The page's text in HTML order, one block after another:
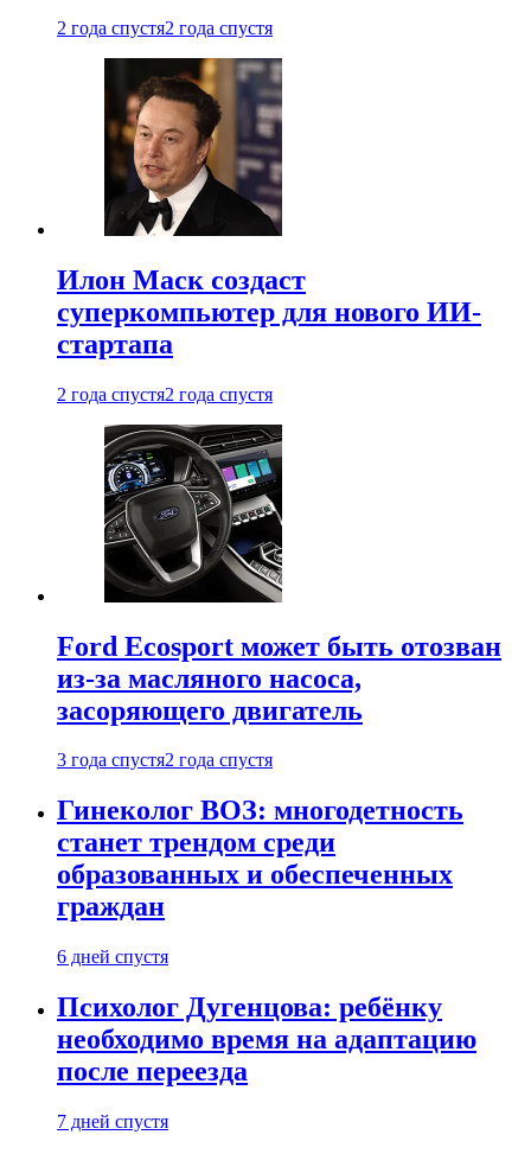
2 года спустя2 года спустя
Илон Маск создаст
суперкомпьютер для нового ИИ-
стартапа
2 года спустя2 года спустя
Ford Ecosport может быть отозван
из-за масляного насоса,
засоряющего двигатель
3 года спустя2 года спустя
Гинеколог ВОЗ: многодетность
станет трендом среди
образованных и обеспеченных
граждан
6 дней спустя
Психолог Дугенцова: ребёнку
необходимо время на адаптацию
после переезда
7 дней спустя